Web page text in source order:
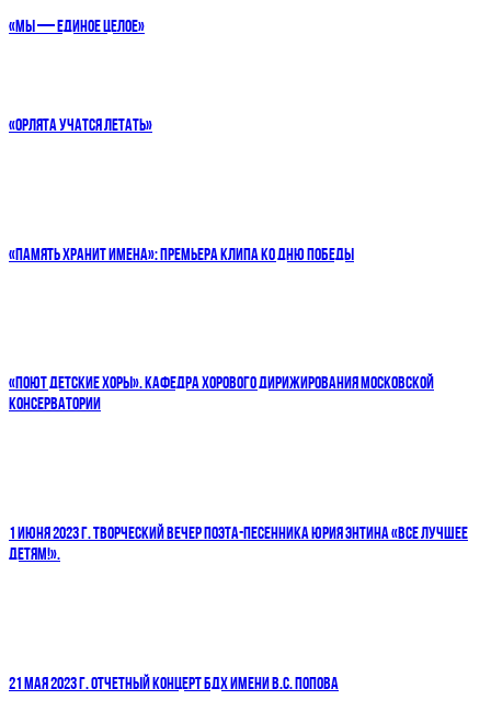
«МЫ — ЕДИНОЕ ЦЕЛОЕ»
«ОРЛЯТА УЧАТСЯ ЛЕТАТЬ»
«ПАМЯТЬ ХРАНИТ ИМЕНА»: ПРЕМЬЕРА КЛИПА КО ДНЮ ПОБЕДЫ
«ПОЮТ ДЕТСКИЕ ХОРЫ». КАФЕДРА ХОРОВОГО ДИРИЖИРОВАНИЯ МОСКОВСКОЙ
КОНСЕРВАТОРИИ
1 ИЮНЯ 2023 Г. ТВОРЧЕСКИЙ ВЕЧЕР ПОЭТА-ПЕСЕННИКА ЮРИЯ ЭНТИНА «ВСЕ ЛУЧШЕЕ
ДЕТЯМ!».
21 МАЯ 2023 Г. ОТЧЕТНЫЙ КОНЦЕРТ БДХ ИМЕНИ В.С. ПОПОВА